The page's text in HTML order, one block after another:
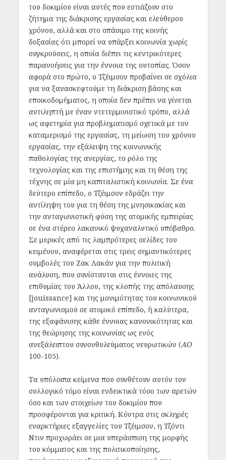
του δοκιμίου είναι αυτές που εστιάζουν στο
ζήτημα της διάκρισης εργασίας και ελεύθερου
χρόνου, αλλά και στο σπάσιμο της κοινής
δοξασίας ότι μπορεί να υπάρξει κοινωνία χωρίς
συγκρούσεις, η οποία διέπει τις κεντρικότερες
παρανοήσεις για την έννοια της ουτοπίας. Όσον
αφορά στο πρώτο, ο Τζέιμσον προβαίνει σε σχόλια
για να ξανασκεφτούμε τη διάκριση βάσης και
εποικοδομήματος, η οποία δεν πρέπει να γίνεται
αντιληπτή με έναν ντετερμινιστικό τρόπο, αλλά
ως αφετηρία για προβληματισμό σχετικά με τον
καταμερισμό της εργασίας, τη μείωση του χρόνου
εργασίας, την εξάλειψη της κοινωνικής
παθολογίας της ανεργίας, το ρόλο της
τεχνολογίας και της επιστήμης και τη θέση της
τέχνης σε μία μη καπιταλιστική κοινωνία. Σε ένα
δεύτερο επίπεδο, ο Τζέιμσον εδράζει την
αντίληψη του για τη θέση της μνησικακίας και
την ανταγωνιστική φύση της ατομικής εμπειρίας
σε ένα στέρεο λακανικό ψυχαναλυτικό υπόβαθρο.
Σε μερικές από τις λαμπρότερες σελίδες του
κειμένου, αναφέρεται στις τρεις σημαντικότερες
συμβολές του Ζακ Λακάν για την πολιτική
ανάλυση, που συνίστανται στις έννοιες της
επιθυμίας του Άλλου, της κλοπής της απόλαυσης
[jouissance] και της μονιμότητας του κοινωνικού
ανταγωνισμού σε ατομικό επίπεδο, ή καλύτερα,
της εξαφάνισης κάθε έννοιας κανονικότητας και
της θεώρησης της κοινωνίας ως ενός
ανεξάλειπτου συνονθυλεύματος νευρωτικών (ΑΟ
100-105).
Τα υπόλοιπα κείμενα που συνθέτουν αυτόν τον
συλλογικό τόμο είναι ενδεικτικά τόσο των αρετών
όσο και των στοιχείων του δοκιμίου που
προσφέρονται για κριτική. Κόντρα στις σκληρές
εναρκτήριες εξαγγελίες του Τζέιμσον, η Τζόντι
Ντιν προχωράει σε μια υπεράσπιση της μορφής
του κόμματος και της πολιτικοποίησης,